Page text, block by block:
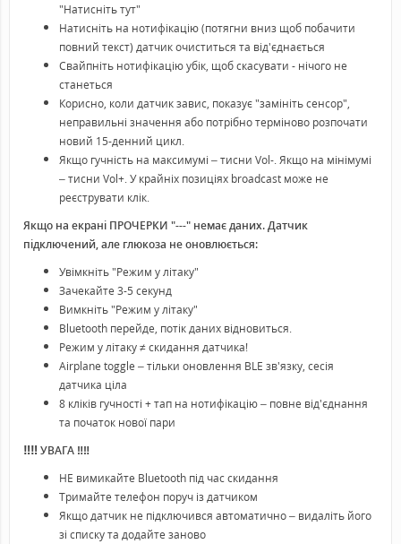
"Натисніть тут"
Натисніть на нотифікацію (потягни вниз щоб побачити
повний текст) датчик очиститься та від'єднається
Свайпніть нотифікацію убік, щоб скасувати - нічого не
станеться
Корисно, коли датчик завис, показує "замініть сенсор",
неправильні значення або потрібно терміново розпочати
новий 15-денний цикл.
Якщо гучність на максимумі – тисни Vol-. Якщо на мінімумі
– тисни Vol+. У крайніх позиціях broadcast може не
реєструвати клік.
Якщо на екрані ПРОЧЕРКИ "---" немає даних. Датчик
підключений, але глюкоза не оновлюється:
Увімкніть "Режим у літаку"
Зачекайте 3-5 секунд
Вимкніть "Режим у літаку"
Bluetooth перейде, потік даних відновиться.
Режим у літаку ≠ скидання датчика!
Airplane toggle – тільки оновлення BLE зв'язку, сесія
датчика ціла
8 кліків гучності + тап на нотифікацію – повне від'єднання
та початок нової пари
‼️‼️ УВАГА ‼️‼️
НЕ вимикайте Bluetooth під час скидання
Тримайте телефон поруч із датчиком
Якщо датчик не підключився автоматично – видаліть його
зі списку та додайте заново